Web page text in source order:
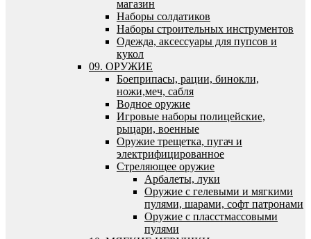
магазин
Наборы солдатиков
Наборы строительных инструментов
Одежда, аксессуары для пупсов и
кукол
09. ОРУЖИЕ
Боеприпасы, рации, бинокли,
ножи,меч, сабля
Водное оружие
Игровые наборы полицейские,
рыцари, военные
Оружие трещетка, пугач и
электрифицированное
Стреляющее оружие
Арбалеты, луки
Оружие с гелевыми и мягкими
пулями, шарами, софт патронами
Оружие с пласстмассовыми
пулями